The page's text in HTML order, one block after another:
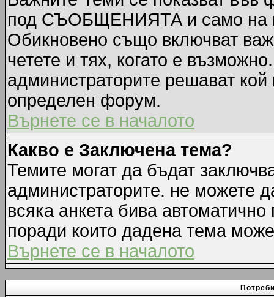
под СЪОБЩЕНИЯТА и само на
Обикновено също включват
четете и тях, когато е
администраторите решават
определен форум.
Върнете се в началото
Какво е Заключена тема?
Темите могат да бъдат
администраторите. не можете
всяка анкета бива
поради които дадена тема
Върнете се в началото